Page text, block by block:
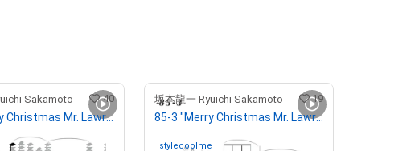
Sakamoto 40
73-1 "Merry Christmas Mr. Lawrence" Ryuichi Sakamoto 坂本 龍一
坂本龍一 Ryuichi Sakamoto 19
85-3 "Merry Christmas Mr. Lawrence" Ryuichi Sakamoto 坂本 龍一
stylecoolme さんが保有中